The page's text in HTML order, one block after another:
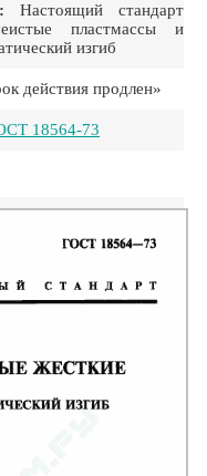
Настоящий стандарт
пластмассы и
изгиб
действия продлен»
18564-73